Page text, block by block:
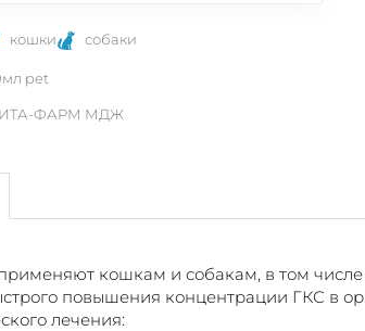
кошки собаки
pet
НИТА-ФАРМ МДЖ
кошкам и собакам, в том числе
повышения концентрации ГКС в
лечения: